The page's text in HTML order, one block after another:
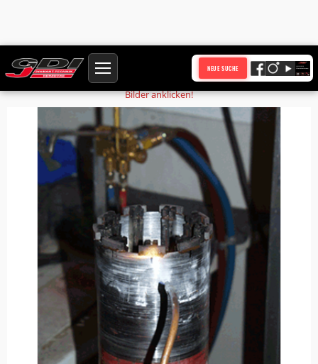
NEUE SUCHE
Startseite Produkte Wiederbelegung Ø 150 mm Profisegment HQ
Bilder anklicken!